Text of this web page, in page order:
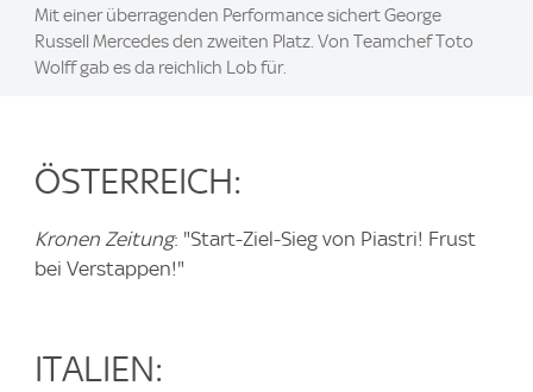
Mit einer überragenden Performance sichert George
Russell Mercedes den zweiten Platz. Von Teamchef Toto
Wolff gab es da reichlich Lob für.
ÖSTERREICH:
Kronen Zeitung: "Start-Ziel-Sieg von Piastri! Frust
bei Verstappen!"
ITALIEN: